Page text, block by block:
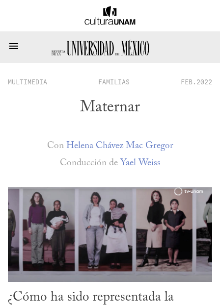
MULTIMEDIA FAMILIAS FEB.2022
Maternar
Con Helena Chávez Mac Gregor
Conducción de Yael Weiss
¿Cómo ha sido representada la